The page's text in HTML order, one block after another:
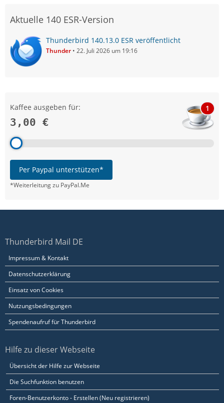
Aktuelle 140 ESR-Version
Thunderbird 140.13.0 ESR veröffentlicht
Thunder 22. Juli 2026 um 19:16
Kaffee ausgeben für:
3,00 €
1
Per Paypal unterstützen*
*Weiterleitung zu PayPal.Me
Thunderbird Mail DE
Impressum & Kontakt
Datenschutzerklärung
Einsatz von Cookies
Nutzungsbedingungen
Spendenaufruf für Thunderbird
Hilfe zu dieser Webseite
Übersicht der Hilfe zur Webseite
Die Suchfunktion benutzen
Foren-Benutzerkonto - Erstellen (Neu registrieren)